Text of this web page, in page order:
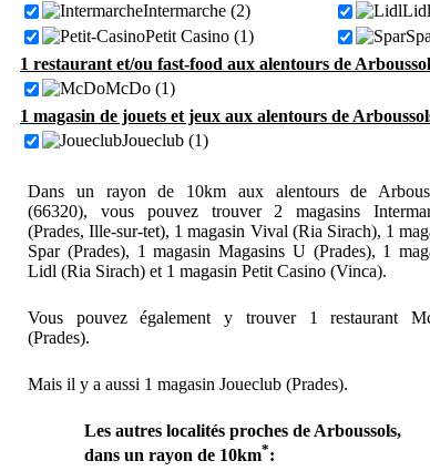
Intermarche (2)
Petit Casino (1)
1 restaurant et/ou fast-food aux alentours de
McDo (1)
1 magasin de jouets et jeux aux alentours de
Joueclub (1)
Dans un rayon de 10km aux alentours de
(66320), vous pouvez trouver 2 magasins
(Prades, Ille-sur-tet), 1 magasin Vival (Ria Sirach), 1
Spar (Prades), 1 magasin Magasins U (Prades), 1
Lidl (Ria Sirach) et 1 magasin Petit Casino (Vinca).
Vous pouvez également y trouver 1 restaurant
(Prades).
Mais il y a aussi 1 magasin Joueclub (Prades).
Les autres localités proches de Arboussols,
dans un rayon de 10km*: